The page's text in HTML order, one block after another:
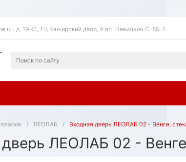
ш., д. 19 к.1, ТЦ Каширский двор, 4 эт., Павильон C-85-2
/ ЛЕОЛАБ / Входная дверь ЛЕОЛАБ 02 - Венге,
ЛЕОЛАБ 02 -